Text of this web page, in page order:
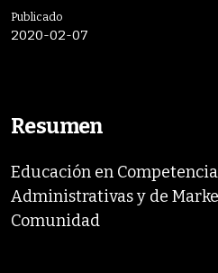
Publicado
2020-02-07
Resumen
Educación en
Administrativas y de
Comunidad